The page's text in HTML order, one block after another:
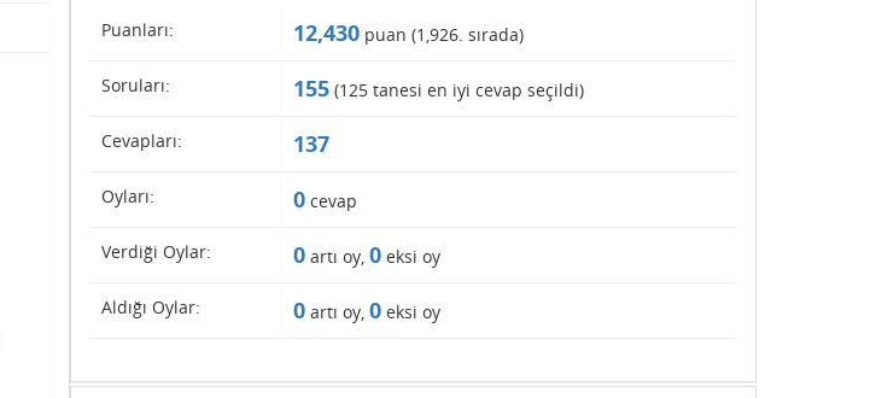
Puanları: 12,430puan (1,926. sırada)
Soruları: 155(125tanesi en iyi cevap seçildi)
Cevapları: 137
Oyları: 0cevap
Verdiği Oylar: 0artı oy, 0eksi oy
Aldığı Oylar: 0artı oy, 0eksi oy